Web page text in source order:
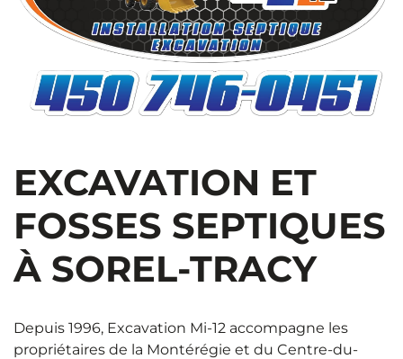
EXCAVATION ET
FOSSES SEPTIQUES
À SOREL-TRACY
Depuis 1996, Excavation Mi-12 accompagne les
propriétaires de la Montérégie et du Centre-du-